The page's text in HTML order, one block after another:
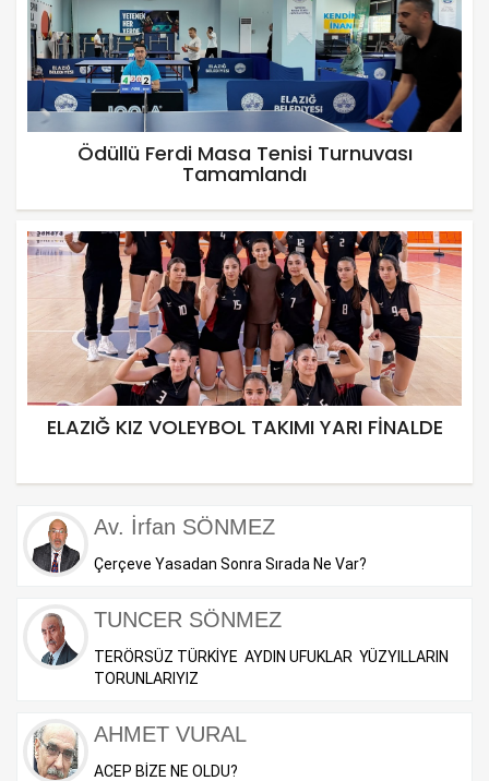
Ödüllü Ferdi Masa Tenisi Turnuvası
Tamamlandı
ELAZIĞ KIZ VOLEYBOL TAKIMI YARI FİNALDE
Av. İrfan SÖNMEZ
Çerçeve Yasadan Sonra Sırada Ne Var?
TUNCER SÖNMEZ
TERÖRSÜZ TÜRKİYE AYDIN UFUKLAR YÜZYILLARIN
TORUNLARIYIZ
AHMET VURAL
ACEP BİZE NE OLDU?